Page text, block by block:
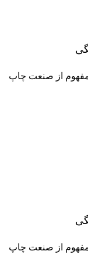
از صنعت چاپ
از صنعت چاپ